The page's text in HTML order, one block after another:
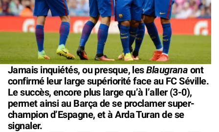
Jamais inquiétés, ou presque, lesBlaugrana ont
confirmé leur large supériorité face au FC Séville.
Le succès, encore plus large qu’à l’aller (3-0),
permet ainsi au Barça de se proclamer super-
champion d’Espagne, et à Arda Turan de se
signaler.